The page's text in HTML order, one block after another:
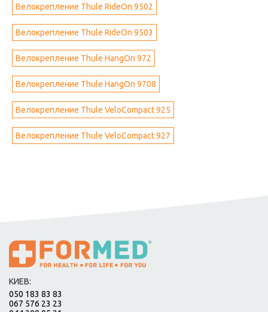
Велокрепление Thule RideOn 9502
Велокрепление Thule RideOn 9503
Велокрепление Thule HangOn 972
Велокрепление Thule HangOn 9708
Велокрепление Thule VeloCompact 925
Велокрепление Thule VeloCompact 927
КИЕВ:
050 183 83 83
067 576 23 23